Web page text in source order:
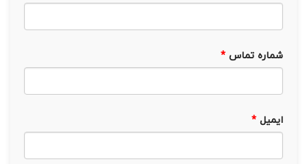
شماره تماس *
ایمیل *